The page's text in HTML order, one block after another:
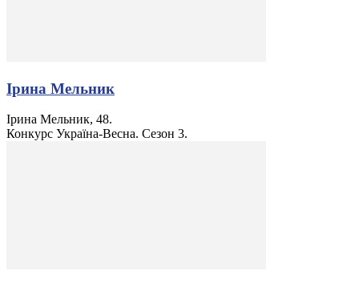
Ірина Мельник
Ірина Мельник, 48.
Конкурс Україна-Весна. Сезон 3.